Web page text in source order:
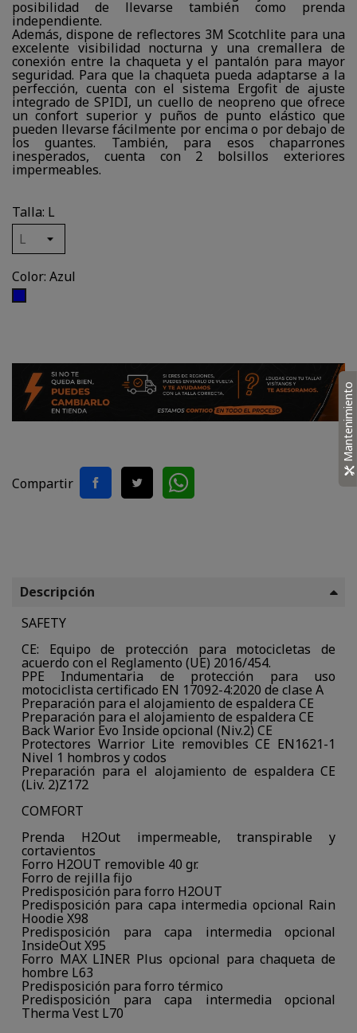
posibilidad de llevarse también como prenda
independiente.
Además, dispone de reflectores 3M Scotchlite para una
excelente visibilidad nocturna y una cremallera de
conexión entre la chaqueta y el pantalón para mayor
seguridad. Para que la chaqueta pueda adaptarse a la
perfección, cuenta con el sistema Ergofit de ajuste
integrado de SPIDI, un cuello de neopreno que ofrece
un confort superior y puños de punto elástico que
pueden llevarse fácilmente por encima o por debajo de
los guantes. También, para esos chaparrones
inesperados, cuenta con 2 bolsillos exteriores
impermeables.
Talla: L
Color: Azul
Compartir
Descripción
SAFETY
CE: Equipo de protección para motocicletas de
acuerdo con el Reglamento (UE) 2016/454.
PPE Indumentaria de protección para uso
motociclista certificado EN 17092-4:2020 de clase A
Preparación para el alojamiento de espaldera CE
Preparación para el alojamiento de espaldera CE
Back Warior Evo Inside opcional (Niv.2) CE
Protectores Warrior Lite removibles CE EN1621-1
Nivel 1 hombros y codos
Preparación para el alojamiento de espaldera CE
(Liv. 2)Z172
COMFORT
Prenda H2Out impermeable, transpirable y
cortavientos
Forro H2OUT removible 40 gr.
Forro de rejilla fijo
Predisposición para forro H2OUT
Predisposición para capa intermedia opcional Rain
Hoodie X98
Predisposición para capa intermedia opcional
InsideOut X95
Forro MAX LINER Plus opcional para chaqueta de
hombre L63
Predisposición para forro térmico
Predisposición para capa intermedia opcional
Therma Vest L70
Mantenimiento